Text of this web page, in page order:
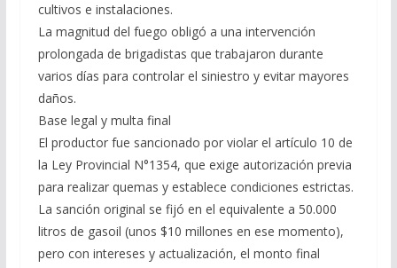
cultivos e instalaciones.
La magnitud del fuego obligó a una intervención
prolongada de brigadistas que trabajaron durante
varios días para controlar el siniestro y evitar mayores
daños.
Base legal y multa final
El productor fue sancionado por violar el artículo 10 de
la Ley Provincial N°1354, que exige autorización previa
para realizar quemas y establece condiciones estrictas.
La sanción original se fijó en el equivalente a 50.000
litros de gasoil (unos $10 millones en ese momento),
pero con intereses y actualización, el monto final